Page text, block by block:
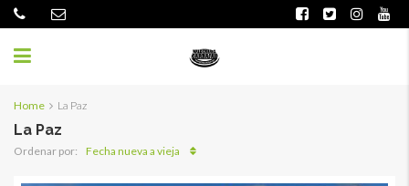
Home La Paz
La Paz
Ordenar por: Fecha nueva a vieja